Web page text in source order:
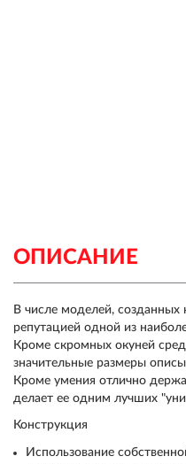
ОПИСАНИЕ
В числе моделей, созданных
репутацией одной из
Кроме скромных окуней
значительные размеры
Кроме умения отлично
делает ее одним лучших
Конструкция
Использование